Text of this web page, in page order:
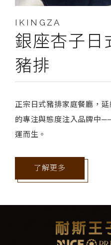
IKINGZA
銀座杏子日
豬排
正宗日式豬排家庭餐廳，
的專注與態度注入品牌中
運而生。
了解更多